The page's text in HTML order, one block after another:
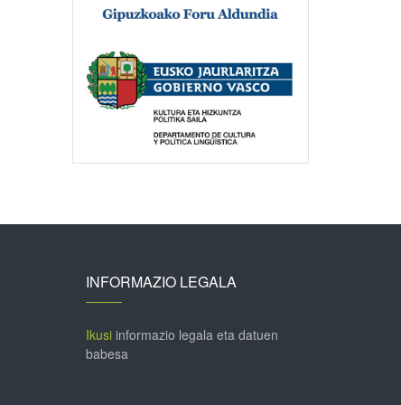
INFORMAZIO LEGALA
Ikusiinformazio legala eta datuen
babesa